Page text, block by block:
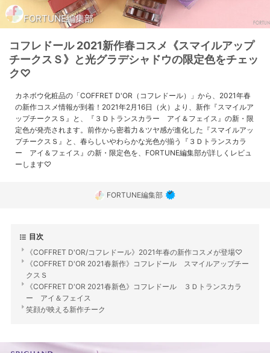
FORTUNE編集部
コフレドール 2021新作春コスメ《スマイルアップ
チークスＳ》と光グラデシャドウの限定色をチェッ
ク♡
カネボウ化粧品の「COFFRET D'OR（コフレドール）」から、2021年春
の新作コスメ情報が到着！2021年2月16日（火）より、新作『スマイルア
ップチークスＳ』と、『３Ｄトランスカラー アイ＆フェイス』の新・限
定色が発売されます。前作から密着力＆ツヤ感が進化した『スマイルアッ
プチークスＳ』と、春らしいやわらかな光色が揃う『３Ｄトランスカラ
ー アイ＆フェイス』の新・限定色を、FORTUNE編集部が詳しくレビュ
ーします♡
FORTUNE編集部
目次
《COFFRET D'OR/コフレドール》2021年春の新作コスメが登場♡
《COFFRET D'OR 2021春新作》コフレドール スマイルアップチー
クスＳ
《COFFRET D'OR 2021春新色》コフレドール ３Ｄトランスカラ
ー アイ＆フェイス
笑顔が映える新作チーク